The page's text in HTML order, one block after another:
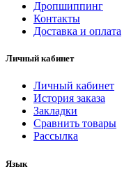
Дропшиппинг
Контакты
Доставка и оплата
Личный кабинет
Личный кабинет
История заказа
Закладки
Сравнить товары
Рассылка
Язык